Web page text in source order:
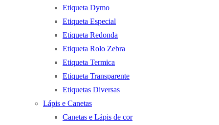
Etiqueta Dymo
Etiqueta Especial
Etiqueta Redonda
Etiqueta Rolo Zebra
Etiqueta Termica
Etiqueta Transparente
Etiquetas Diversas
Lápis e Canetas
Canetas e Lápis de cor